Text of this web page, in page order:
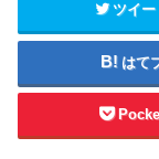
ツイー
はて